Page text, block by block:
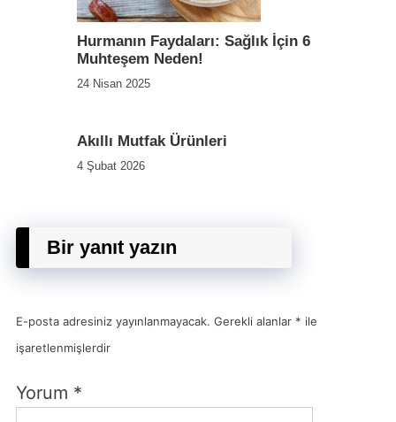
Hurmanın Faydaları: Sağlık İçin 6
Muhteşem Neden!
24 Nisan 2025
Akıllı Mutfak Ürünleri
4 Şubat 2026
Bir yanıt yazın
E-posta adresiniz yayınlanmayacak. Gerekli alanlar * ile
işaretlenmişlerdir
Yorum *